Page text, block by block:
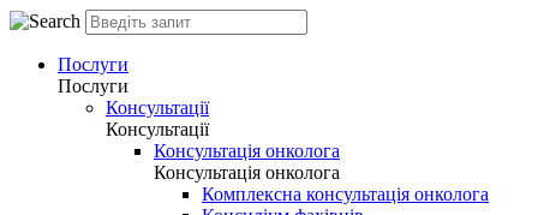
Послуги
Послуги
Консультації
Консультації
Консультація онколога
Консультація онколога
Комплексна консультація онколога